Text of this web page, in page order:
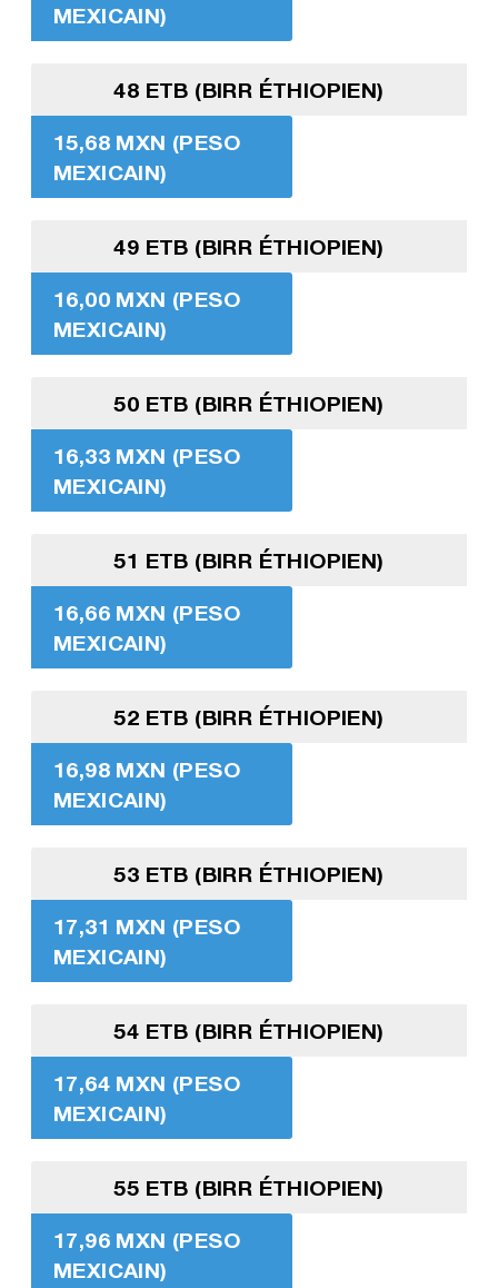
MEXICAIN)
48 ETB (BIRR ÉTHIOPIEN)
15,68 MXN (PESO
MEXICAIN)
49 ETB (BIRR ÉTHIOPIEN)
16,00 MXN (PESO
MEXICAIN)
50 ETB (BIRR ÉTHIOPIEN)
16,33 MXN (PESO
MEXICAIN)
51 ETB (BIRR ÉTHIOPIEN)
16,66 MXN (PESO
MEXICAIN)
52 ETB (BIRR ÉTHIOPIEN)
16,98 MXN (PESO
MEXICAIN)
53 ETB (BIRR ÉTHIOPIEN)
17,31 MXN (PESO
MEXICAIN)
54 ETB (BIRR ÉTHIOPIEN)
17,64 MXN (PESO
MEXICAIN)
55 ETB (BIRR ÉTHIOPIEN)
17,96 MXN (PESO
MEXICAIN)